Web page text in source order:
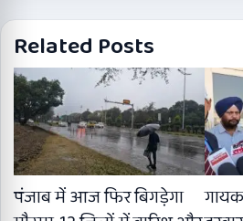
Related Posts
पंजाब में आज फिर बिगड़ेगा